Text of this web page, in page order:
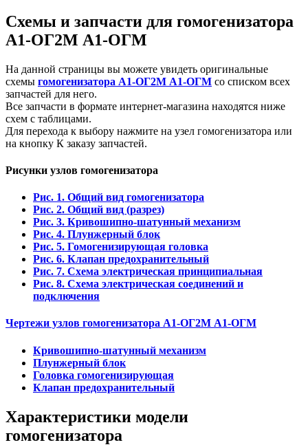
Схемы и запчасти для гомогенизатора
А1-ОГ2М А1-ОГМ
На данной страницы вы можете увидеть оригинальные
схемы гомогенизатора А1-ОГ2М А1-ОГМ со списком всех
запчастей для него.
Все запчасти в формате интернет-магазина находятся ниже
схем с таблицами.
Для перехода к выбору нажмите на узел гомогенизатора или
на кнопку К заказу запчастей.
Рисунки узлов гомогенизатора
Рис. 1. Общий вид гомогенизатора
Рис. 2. Общий вид (разрез)
Рис. 3. Кривошипно-шатунный механизм
Рис. 4. Плунжерный блок
Рис. 5. Гомогенизирующая головка
Рис. 6. Клапан предохранительный
Рис. 7. Схема электрическая принципиальная
Рис. 8. Схема электрическая соединений и
подключения
Чертежи узлов гомогенизатора А1-ОГ2М А1-ОГМ
Кривошипно-шатунный механизм
Плунжерный блок
Головка гомогенизирующая
Клапан предохранительный
Характеристики модели
гомогенизатора